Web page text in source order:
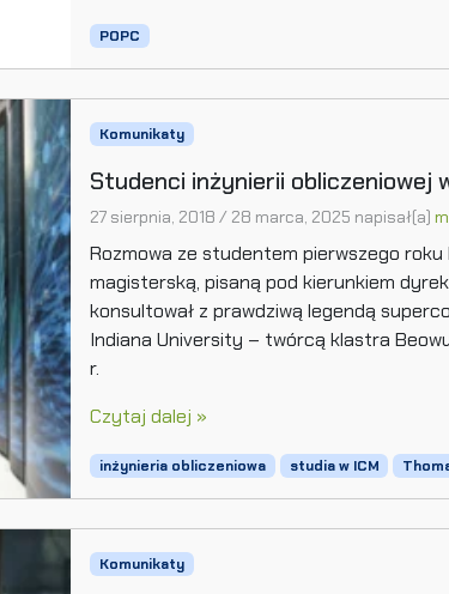
POPC
Komunikaty
Studenci inżynierii obliczeniowej
27 sierpnia, 2018 / 28 marca, 2025 napisał(a)
Rozmowa ze studentem pierwszego
magisterską, pisaną pod kierunkiem
konsultował z prawdziwą legendą
Indiana University – twórcą klastra
r.
Czytaj dalej »
inżynieria obliczeniowa studia w ICM
Komunikaty